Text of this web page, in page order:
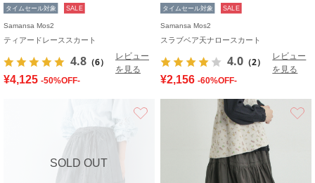
タイムセール対象 SALE
Samansa Mos2
ティアードレーススカート
4.8 （6）
レビュー
を見る
¥4,125 -50%OFF-
タイムセール対象 SALE
Samansa Mos2
スラブベア天ナロースカート
4.0 （2）
レビュー
を見る
¥2,156 -60%OFF-
SOLD OUT